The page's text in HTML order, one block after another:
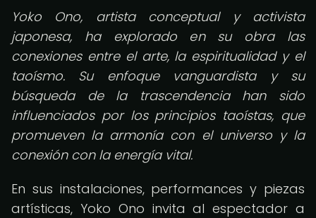
Yoko Ono, artista conceptual y activista
japonesa, ha explorado en su obra las
conexiones entre el arte, la espiritualidad y el
taoísmo. Su enfoque vanguardista y su
búsqueda de la trascendencia han sido
influenciados por los principios taoístas, que
promueven la armonía con el universo y la
conexión con la energía vital.
En sus instalaciones, performances y piezas
artísticas, Yoko Ono invita al espectador a